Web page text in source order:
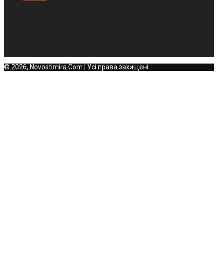
© 2026, Novostimira.Com | Усі права захищені